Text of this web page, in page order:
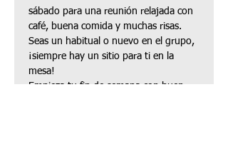
sábado para una reunión relajada con
café, buena comida y muchas risas.
Seas un habitual o nuevo en el grupo,
¡siempre hay un sitio para ti en la
mesa!
Empieza tu fin de semana con buen